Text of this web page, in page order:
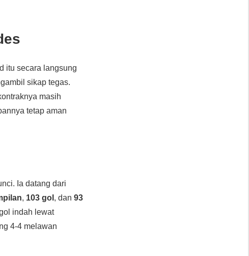
itu secara langsung
sikap tegas.
masih
tetap aman
Ia datang dari
, 103 gol , dan93
indah lewat
4-4 melawan